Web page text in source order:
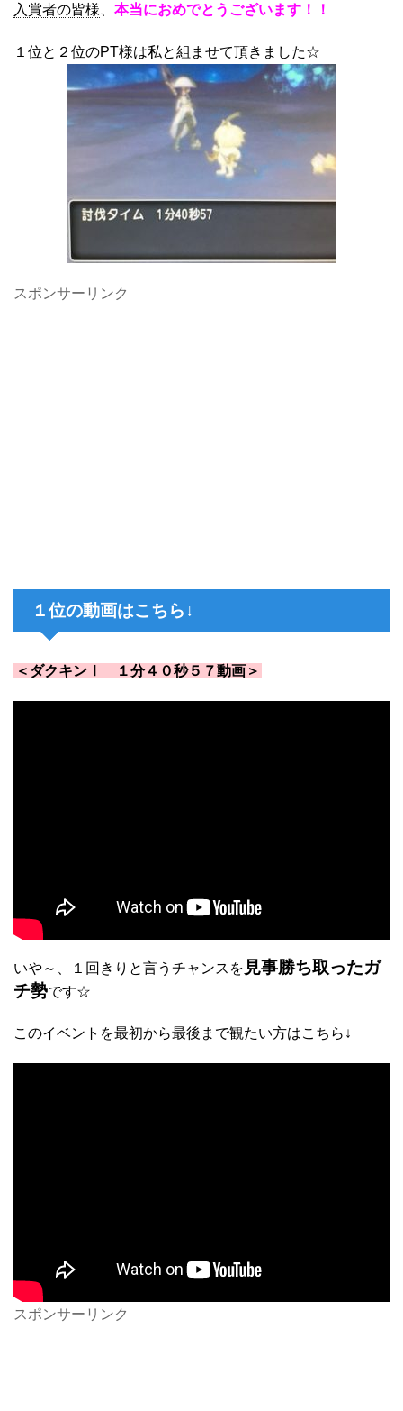
入賞者の皆様 本当におめでとうございます！！
１位と２位のPT様は私と組ませて頂きました☆
スポンサーリンク
１位の動画はこちら↓
＜ダクキンⅠ １分４０秒５７動画＞
いや～、１回きりと言うチャンスを 見事勝ち取ったガ
チ勢です☆
このイベントを最初から最後まで観たい方はこちら↓
スポンサーリンク